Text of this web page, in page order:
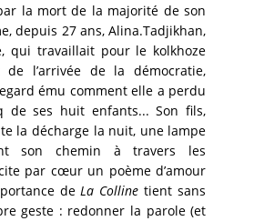
la mort de la majorité de son
depuis 27 ans,Alina.Tadjikhan,
qui travaillait pour le kolkhoze
de l’arrivée de la démocratie,
ému comment elle a perdu
de ses huit enfants... Son fils,
la décharge la nuit, une lampe
son chemin à travers les
par cœur un poème d’amour
deLa Colline tient sans
geste : redonner la parole (et